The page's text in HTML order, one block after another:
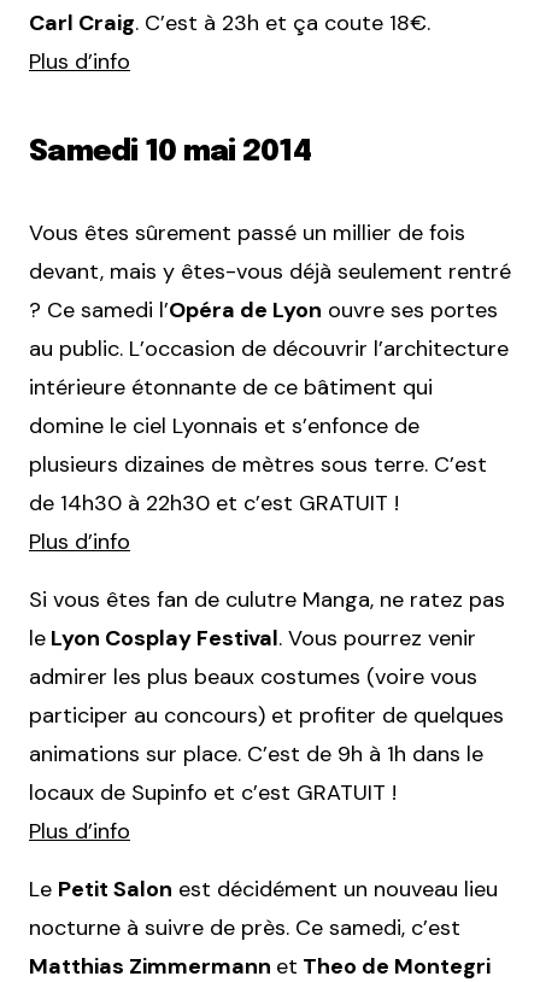
Carl Craig. C’est à 23h et ça coute 18€.
Plus d’info
Samedi 10 mai 2014
Vous êtes sûrement passé un millier de fois
devant, mais y êtes-vous déjà seulement rentré
? Ce samedi l’Opéra de Lyon ouvre ses portes
au public. L’occasion de découvrir l’architecture
intérieure étonnante de ce bâtiment qui
domine le ciel Lyonnais et s’enfonce de
plusieurs dizaines de mètres sous terre. C’est
de 14h30 à 22h30 et c’est GRATUIT !
Plus d’info
Si vous êtes fan de culutre Manga, ne ratez pas
le Lyon Cosplay Festival. Vous pourrez venir
admirer les plus beaux costumes (voire vous
participer au concours) et profiter de quelques
animations sur place. C’est de 9h à 1h dans le
locaux de Supinfo et c’est GRATUIT !
Plus d’info
Le Petit Salon est décidément un nouveau lieu
nocturne à suivre de près. Ce samedi, c’est
Matthias Zimmermann et Theo de Montegri